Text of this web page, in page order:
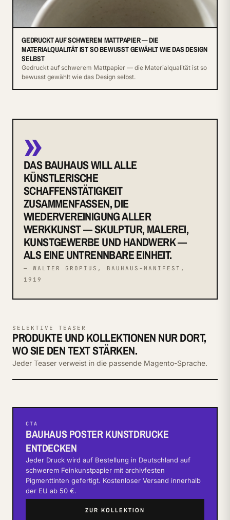
GEDRUCKT AUF SCHWEREM MATTPAPIER — DIE
MATERIALQUALITÄT IST SO BEWUSST GEWÄHLT WIE DAS DESIGN
SELBST
Gedruckt auf schwerem Mattpapier — die Materialqualität ist so
bewusst gewählt wie das Design selbst.
»
DAS BAUHAUS WILL ALLE
KÜNSTLERISCHE
SCHAFFENSTÄTIGKEIT
ZUSAMMENFASSEN, DIE
WIEDERVEREINIGUNG ALLER
WERKKUNST — SKULPTUR, MALEREI,
KUNSTGEWERBE UND HANDWERK —
ALS EINE UNTRENNBARE EINHEIT.
— WALTER GROPIUS, BAUHAUS-MANIFEST,
1919
SELEKTIVE TEASER
PRODUKTE UND KOLLEKTIONEN NUR DORT,
WO SIE DEN TEXT STÄRKEN.
Jeder Teaser verweist in die passende Magento-Sprache.
CTA
BAUHAUS POSTER KUNSTDRUCKE
ENTDECKEN
Jeder Druck wird auf Bestellung in Deutschland auf
schwerem Feinkunstpapier mit archivfesten
Pigmenttinten gefertigt. Kostenloser Versand innerhalb
der EU ab 50 €.
ZUR KOLLEKTION